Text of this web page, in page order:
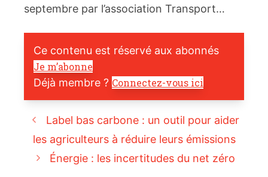
septembre par l’association Transport…
Ce contenu est réservé aux abonnés
Je m’abonne
Déjà membre ? Connectez-vous ici
Label bas carbone : un outil pour aider
les agriculteurs à réduire leurs émissions
Énergie : les incertitudes du net zéro